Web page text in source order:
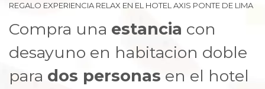
REGALO EXPERIENCIA RELAX EN EL HOTEL AXIS PONTE DE LIMA
Compra una estancia con
desayuno en habitacion doble
para dos personas en el hotel